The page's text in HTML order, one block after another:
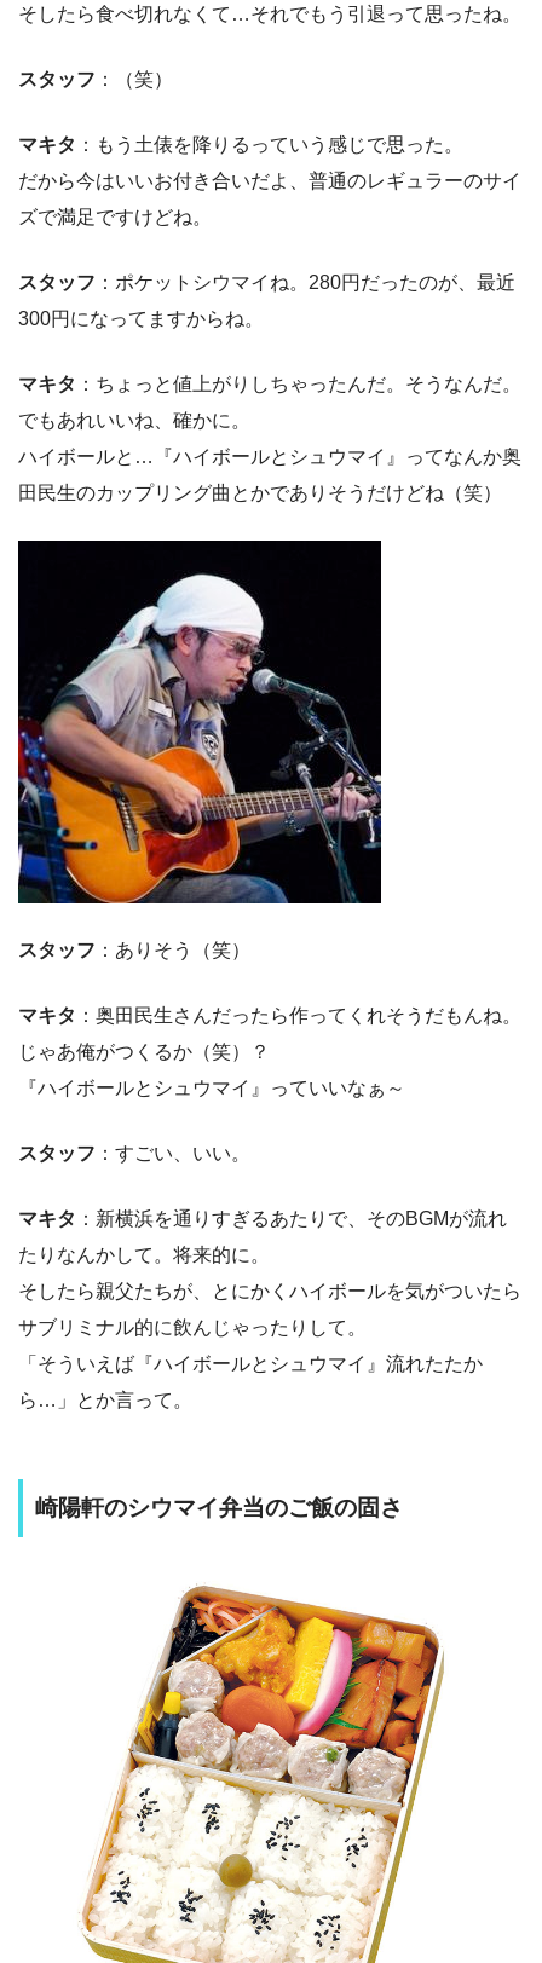
そしたら食べ切れなくて…それでもう引退って思ったね。
スタッフ ：（笑）
マキタ ：もう土俵を降りるっていう感じで思った。
だから今はいいお付き合いだよ、普通のレギュラーのサイ
ズで満足ですけどね。
スタッフ ：ポケットシウマイね。280円だったのが、最近
300円になってますからね。
マキタ ：ちょっと値上がりしちゃったんだ。そうなんだ。
でもあれいいね、確かに。
ハイボールと…『ハイボールとシュウマイ』ってなんか奥
田民生のカップリング曲とかでありそうだけどね（笑）
スタッフ ：ありそう（笑）
マキタ ：奥田民生さんだったら作ってくれそうだもんね。
じゃあ俺がつくるか（笑）？
『ハイボールとシュウマイ』っていいなぁ～
スタッフ ：すごい、いい。
マキタ ：新横浜を通りすぎるあたりで、そのBGMが流れ
たりなんかして。将来的に。
そしたら親父たちが、とにかくハイボールを気がついたら
サブリミナル的に飲んじゃったりして。
「そういえば『ハイボールとシュウマイ』流れたたか
ら…」とか言って。
崎陽軒のシウマイ弁当のご飯の固さ